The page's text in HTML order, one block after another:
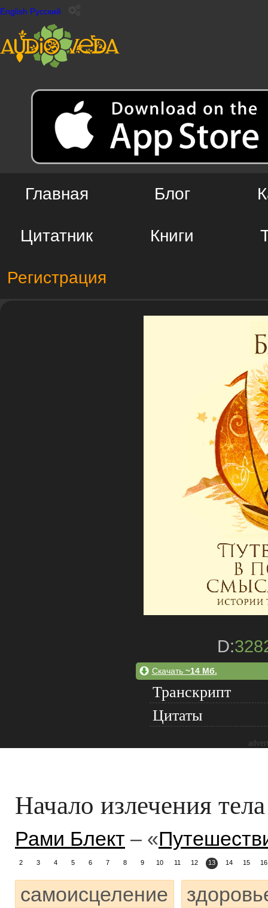
English Русский
Главная Блог
Цитатник Книги
Регистрация
D:
Скачать ~14 Мб.
Транскрипт
Цитаты
Начало излечения
Рами Блект – «
2 3 4 5 6 7 8 9 10 11 12 13 14 15 16
самоисцеление